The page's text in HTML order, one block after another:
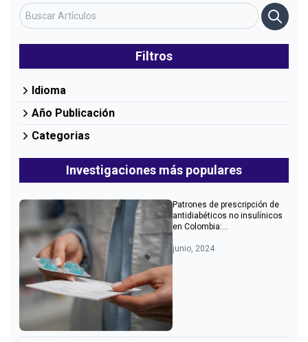
Filtros
Idioma
Año Publicación
Categorias
Investigaciones más populares
Patrones de prescripción de
antidiabéticos no insulínicos
en Colombia:...
junio, 2024